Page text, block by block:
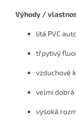
Výhody /
litá PVC
třpytivý
vzduchové
velmi
vysoká